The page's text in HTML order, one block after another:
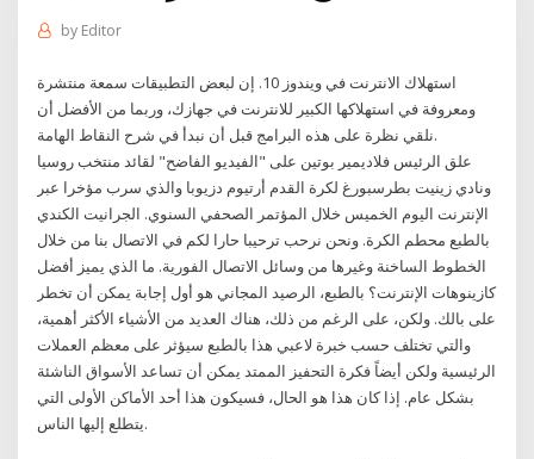
by Editor
استهلاك الانترنت في ويندوز 10. إن لبعض التطبيقات سمعة منتشرة
ومعروفة في استهلاكها الكبير للانترنت في جهازك، وربما من الأفضل أن
نلقي نظرة على هذه البرامج قبل أن نبدأ في شرح النقاط الهامة.
علق الرئيس فلاديمير بوتين على "الفيديو الفاضح" لقائد منتخب روسيا
ونادي زينيت بطرسبورغ لكرة القدم أرتيوم دزيوبا والذي سرب مؤخرا عبر
الإنترنت اليوم الخميس خلال المؤتمر الصحفي السنوي. الجرانيت الكندي
بالطبع محطم الكرة. ونحن نرحب ترحيبا حارا لكم في الاتصال بنا من خلال
الخطوط الساخنة وغيرها من وسائل الاتصال الفورية. ما الذي يميز أفضل
كازينوهات الإنترنت؟ بالطبع، الرصيد المجاني هو أول إجابة يمكن أن تخطر
على بالك. ولكن، على الرغم من ذلك، هناك العديد من الأشياء الأكثر أهمية،
والتي تختلف حسب خبرة لاعبي هذا بالطبع سيؤثر على معظم العملات
الرئيسية ولكن أيضاً فكرة التحفيز الممتد يمكن أن تساعد الأسواق الناشئة
بشكل عام. إذا كان هذا هو الحال، فسيكون هذا أحد الأماكن الأولى التي
يتطلع إليها الناس.